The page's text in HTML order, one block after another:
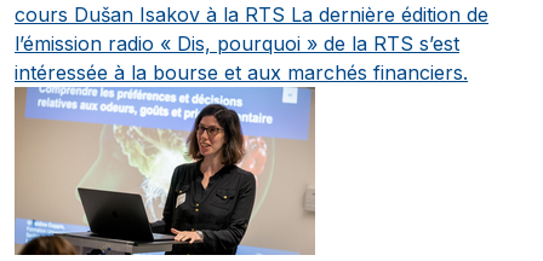
cours Dušan Isakov à la RTS La dernière édition de
l’émission radio « Dis, pourquoi » de la RTS s’est
intéressée à la bourse et aux marchés financiers.